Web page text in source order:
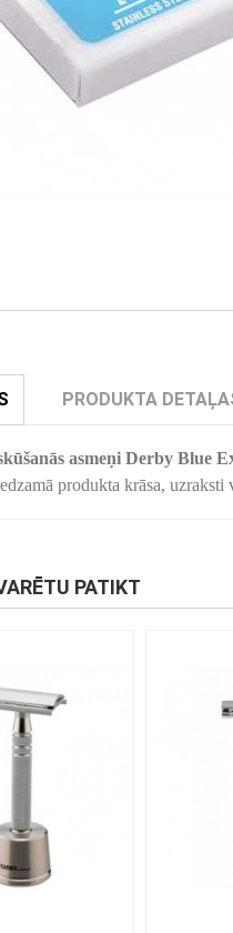
PRODUKTA
asmeņi Derby Blue
produkta krāsa,
PATIKT